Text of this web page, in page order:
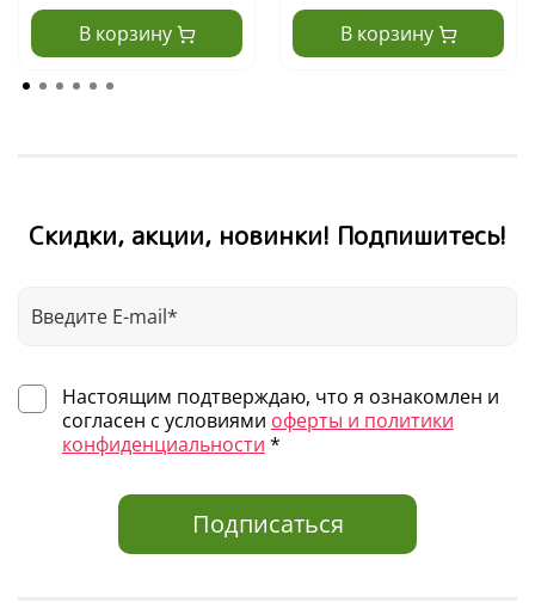
В корзину В корзину
Скидки, акции, новинки! Подпишитесь!
Настоящим подтверждаю, что я ознакомлен и
согласен с условиями оферты и политики
конфиденциальности *
Подписаться